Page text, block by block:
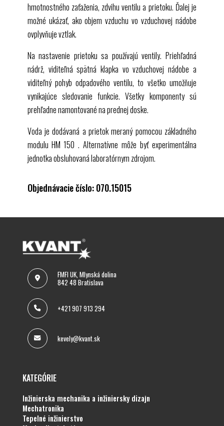
hmotnostného zaťaženia, zdvihu ventilu a prietoku. Ďalej je
možné ukázať, ako objem vzduchu vo vzduchovej nádobe
ovplyvňuje vztlak.
Na nastavenie prietoku sa používajú ventily. Priehľadná
nádrž, viditeľná spätná klapka vo vzduchovej nádobe a
viditeľný pohyb odpadového ventilu, to všetko umožňuje
vynikajúce sledovanie funkcie. Všetky komponenty sú
prehľadne namontované na prednej doske.
Voda je dodávaná a prietok meraný pomocou základného
modulu HM 150 . Alternatívne môže byť experimentálna
jednotka obsluhovaná laboratórnym zdrojom.
Objednávacie číslo: 070.15015
FMFI UK, Mlynská dolina
842 48 Bratislava
+421 907 913 294
kevely@kvant.sk
KATEGÓRIE
inžinierska mechanika a inžiniersky dizajn
mechatronika
tepelné inžinierstvo